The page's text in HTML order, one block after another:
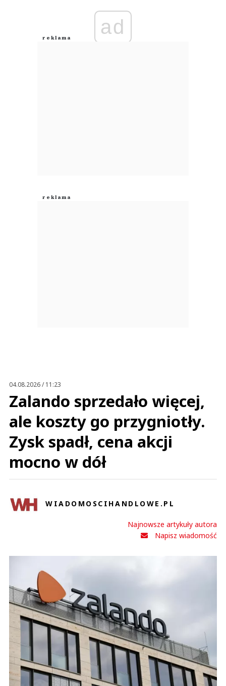
Anuluj
ad
04.08.2026 / 11:23
Zalando sprzedało więcej,
ale koszty go przygniotły.
Zysk spadł, cena akcji
mocno w dół
WIADOMOSCIHANDLOWE.PL
Najnowsze artykuły autora
Napisz wiadomość